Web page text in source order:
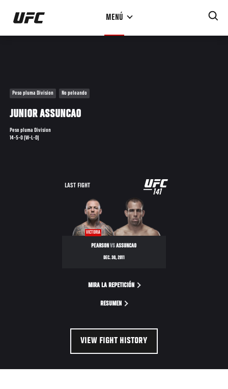
Pasar
contenido
MENÚ
Peso pluma Division No peleando
JUNIOR ASSUNCAO
Peso pluma Division
14-5-0 (W-L-D)
LAST FIGHT
UFC
141
VICTORIA
PEARSONVSASSUNCAO
DEC. 30, 2011
MIRA LA REPETICIÓN
RESUMEN
VIEW FIGHT HISTORY